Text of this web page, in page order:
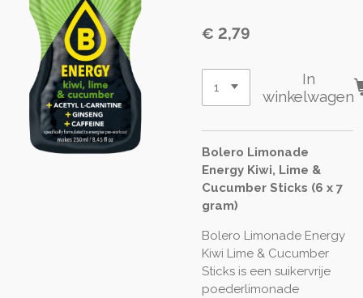
€ 2,79
In
winkelwagen
Bolero Limonade
Energy Kiwi, Lime &
Cucumber Sticks (6 x 7
gram)
Bolero Limonade Energy
Kiwi Lime & Cucumber
Sticks is een suikervrije
poederlimonade